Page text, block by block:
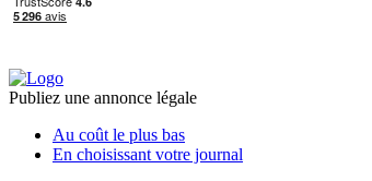
Publiez une annonce légale
Au coût le plus bas
En choisissant votre journal